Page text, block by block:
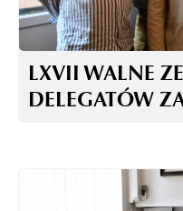
LXVII WALNE
DELEGATÓW